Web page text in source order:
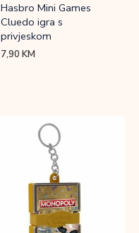
Hasbro Mini Games
Cluedo igra s
privjeskom
7,90KM